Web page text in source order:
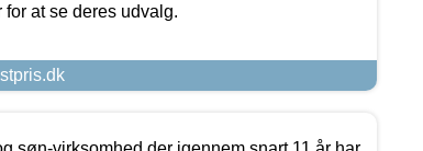
at se deres udvalg.